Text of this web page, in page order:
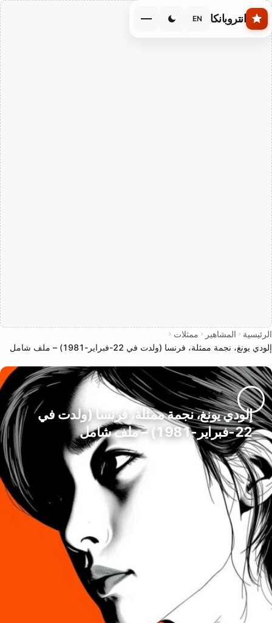
Skip to main content
انتروبانكا EN
الرئيسية المشاهير
ممثلات
إلودي يونغ، نجمة ممثلة، فرنسا (ولدت في 22-فبراير-1981) – ملف شامل
إلودي يونغ، نجمة ممثلة، فرنسا (ولدت في
22-فبراير-1981) – ملف شامل